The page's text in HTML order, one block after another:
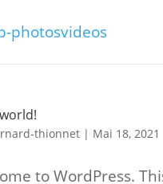
thionnet| Mai 18, 2021
to WordPress.